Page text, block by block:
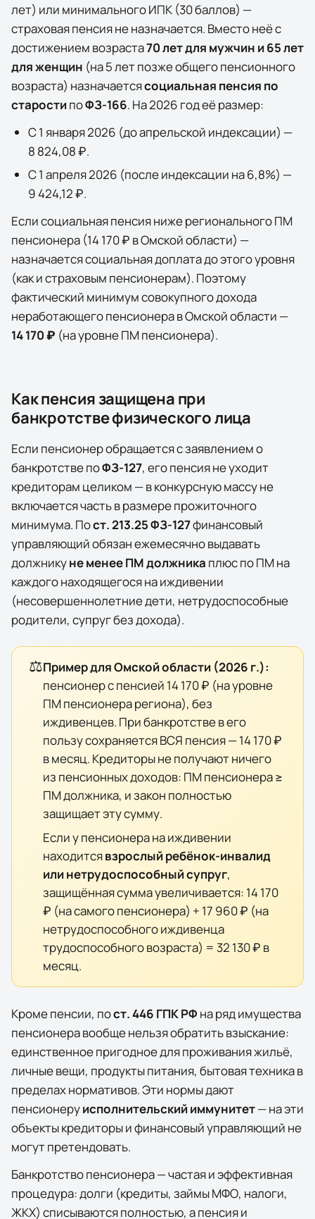
лет) или минимального ИПК (30 баллов) —
страховая пенсия не назначается. Вместо неё с
достижением возраста70 лет для мужчин и 65 лет
для женщин (на 5 лет позже общего пенсионного
возраста) назначаетсясоциальная пенсия по
старостипоФЗ-166. На2026 год её размер:
С 1 января2026 (до апрельской индексации) —
8 824,08 ₽.
С 1 апреля2026 (после индексации на6,8%) —
9 424,12 ₽.
Если социальная пенсия ниже регионального ПМ
пенсионера (14 170 ₽ вОмской области) —
назначается социальная доплата до этого уровня
(как и страховым пенсионерам). Поэтому
фактический минимум совокупного дохода
неработающего пенсионера вОмской области —
14 170 ₽ (на уровне ПМ пенсионера).
Как пенсия защищена при
банкротстве физического лица
Если пенсионер обращается с заявлением о
банкротстве поФЗ-127, его пенсия не уходит
кредиторам целиком — в конкурсную массу не
включается часть в размере прожиточного
минимума. Пост. 213.25 ФЗ-127финансовый
управляющий обязан ежемесячно выдавать
должникуне менее ПМ должника плюс по ПМ на
каждого находящегося на иждивении
(несовершеннолетние дети, нетрудоспособные
родители, супруг без дохода).
⚖️Пример дляОмской области (2026 г.):
пенсионер с пенсией 14 170 ₽ (на уровне
ПМ пенсионера региона), без
иждивенцев. При банкротстве в его
пользу сохраняется ВСЯ пенсия —14 170 ₽
в месяц. Кредиторы не получают ничего
из пенсионных доходов: ПМ пенсионера ≥
ПМ должника, и закон полностью
защищает эту сумму.
Если у пенсионера на иждивении
находитсявзрослый ребёнок-инвалид
или нетрудоспособный супруг,
защищённая сумма увеличивается: 14 170
₽ (на самого пенсионера) + 17 960 ₽ (на
нетрудоспособного иждивенца
трудоспособного возраста) = 32 130 ₽ в
месяц.
Кроме пенсии, пост. 446 ГПК РФ на ряд имущества
пенсионера вообще нельзя обратить взыскание:
единственное пригодное для проживания жильё,
личные вещи, продукты питания, бытовая техника в
пределах нормативов. Эти нормы дают
пенсионеруисполнительский иммунитет— на эти
объекты кредиторы и финансовый управляющий не
могут претендовать.
Банкротство пенсионера — частая и эффективная
процедура: долги (кредиты, займы МФО, налоги,
ЖКХ) списываются полностью, а пенсия и